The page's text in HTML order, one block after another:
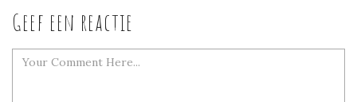
Geef een reactie